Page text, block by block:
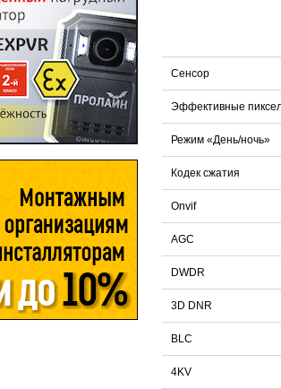
Сенсор
Эффективные
Режим «День/ночь»
Кодек сжатия
Onvif
AGC
DWDR
3D DNR
BLC
4KV